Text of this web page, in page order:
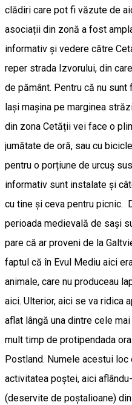
clădiri care pot fi văzute de
asociații din zonă a fost
informativ și vedere către
reper strada Izvorului, din
de pământ. Pentru că nu
lași mașina pe marginea
din zona Cetății vei face o
jumătate de oră, sau cu
pentru o porțiune de urcuș
informativ sunt instalate și
cu tine și ceva pentru picnic.
perioada medievală de sași
pare că ar proveni de la
faptul că în Evul Mediu aici
animale, care nu produceau
aici. Ulterior, aici se va ridica
aflat lângă una dintre cele
mult timp de protipendada
Postland. Numele acestui
activitatea poştei, aici
(deservite de poștalioane)